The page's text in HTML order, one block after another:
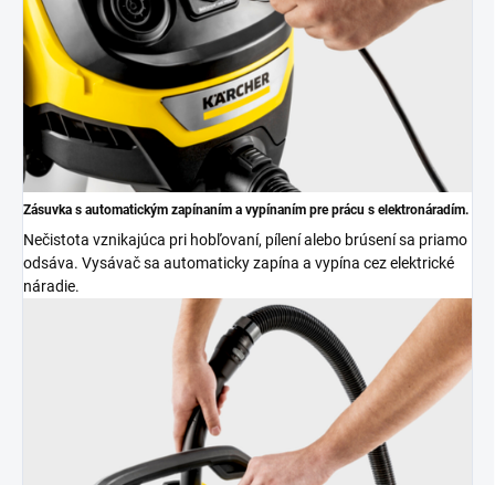
Zásuvka s automatickým zapínaním a vypínaním pre prácu s elektronáradím.
Nečistota vznikajúca pri hobľovaní, pílení alebo brúsení sa priamo
odsáva. Vysávač sa automaticky zapína a vypína cez elektrické
náradie.